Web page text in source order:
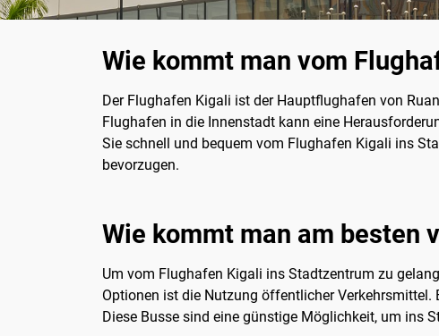
Wie kommt man vom
Der Flughafen Kigali ist der Hauptflughafen von
Flughafen in die Innenstadt kann eine
Sie schnell und bequem vom Flughafen Kigali ins
bevorzugen.
Wie kommt man am besten
Um vom Flughafen Kigali ins Stadtzentrum zu
Optionen ist die Nutzung öffentlicher
Diese Busse sind eine günstige Möglichkeit, um ins